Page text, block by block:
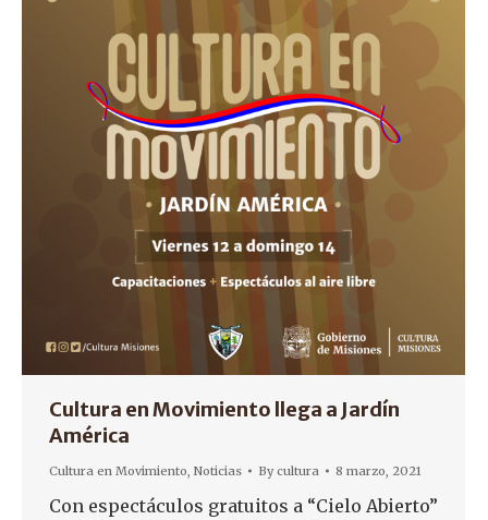
Cultura en Movimiento llega a Jardín
América
Cultura en Movimiento, Noticias Bycultura 8 marzo, 2021
Con espectáculos gratuitos a “Cielo Abierto”